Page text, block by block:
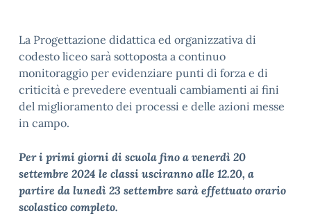
La Progettazione didattica ed organizzativa di
codesto liceo sarà sottoposta a continuo
monitoraggio per evidenziare punti di forza e di
criticità e prevedere eventuali cambiamenti ai fini
del miglioramento dei processi e delle azioni messe
in campo.
Per i primi giorni di scuola fino a venerdì 20
settembre 2024 le classi usciranno alle 12.20, a
partire da lunedì 23 settembre sarà effettuato orario
scolastico completo.